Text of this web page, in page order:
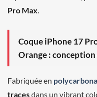
Pro Max
Coque iPhone 17
Orange :
Fabriquée en
tracesdans un vibrant